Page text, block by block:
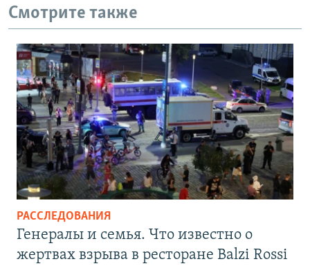
Смотрите также
РАССЛЕДОВАНИЯ
Генералы и семья. Что известно о
жертвах взрыва в ресторане Balzi Rossi